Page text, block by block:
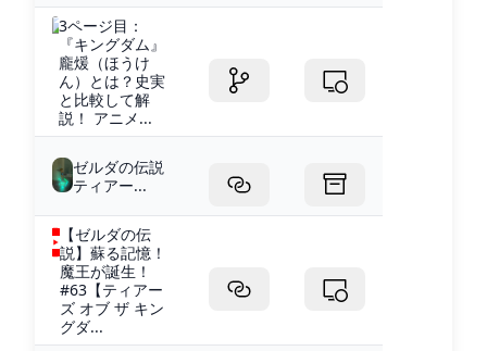
3ページ目：
『キングダム』
龐煖（ほうけ
ん）とは？史実
と比較して解
説！ アニメ...
ゼルダの伝説
ティアー...
【ゼルダの伝
説】蘇る記憶！
魔王が誕生！
#63【ティアー
ズ オブ ザ キン
グダ...